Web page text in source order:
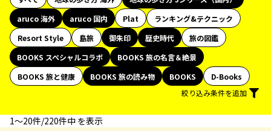
aruco 海外
aruco 国内 Plat
ランキング&テクニック
Resort Style
島旅 御朱印 歴史時代
旅の図鑑
BOOKS スペシャルコラボ
BOOKS 旅の名言＆絶景
BOOKS 旅と健康
BOOKS 旅の読み物 BOOKS
D-Books
絞り込み条件を追加
1〜20件/220件中 を表示